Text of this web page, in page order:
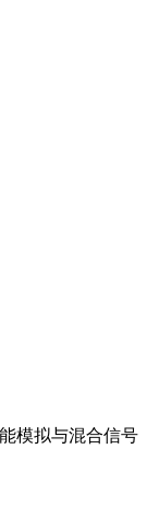
模拟与混合信号